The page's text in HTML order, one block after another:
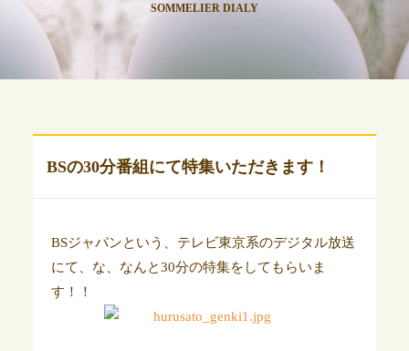
SOMMELIER DIALY
BSの30分番組にて特集いただきます！
BSジャパンという、テレビ東京系のデジタル放送
にて、な、なんと30分の特集をしてもらいま
す！！